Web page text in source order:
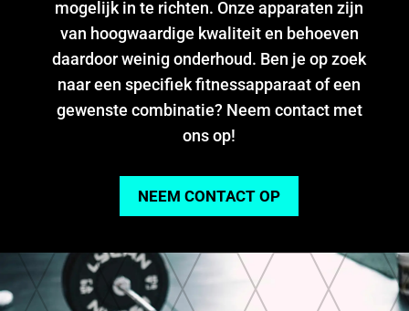
mogelijk in te richten. Onze apparaten zijn
van hoogwaardige kwaliteit en behoeven
daardoor weinig onderhoud. Ben je op zoek
naar een specifiek fitnessapparaat of een
gewenste combinatie? Neem contact met
ons op!
NEEM CONTACT OP